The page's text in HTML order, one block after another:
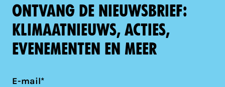
Ontvang de nieuwsbrief:
klimaatnieuws, acties,
evenementen en meer
E-mail*